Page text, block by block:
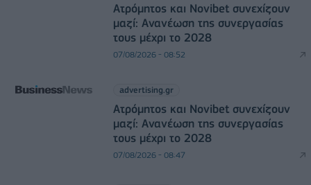
Ατρόμητος και Novibet συνεχίζουν
μαζί: Ανανέωση της συνεργασίας
τους μέχρι το 2028
07/08/2026 - 08:52
advertising.gr
Ατρόμητος και Novibet συνεχίζουν
μαζί: Ανανέωση της συνεργασίας
τους μέχρι το 2028
07/08/2026 - 08:47